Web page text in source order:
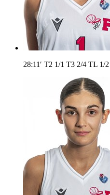
28:11′ T2 1/1 T3 2/4 TL 1/2